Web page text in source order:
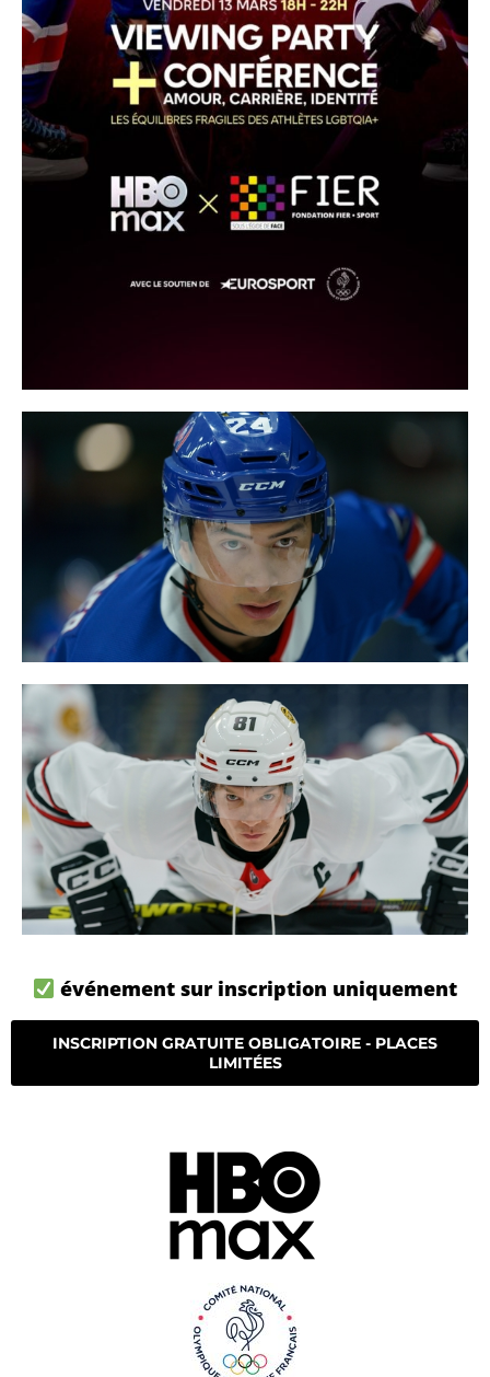
événement sur inscription uniquement
INSCRIPTION GRATUITE OBLIGATOIRE - PLACES
LIMITÉES